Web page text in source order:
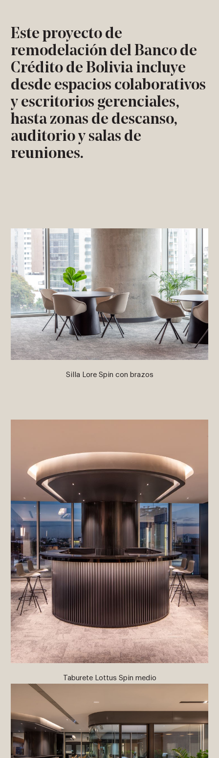
Este proyecto de
remodelación del Banco de
Crédito de Bolivia incluye
desde espacios colaborativos
y escritorios gerenciales,
hasta zonas de descanso,
auditorio y salas de
reuniones.
Silla Lore Spin con brazos
Taburete Lottus Spin medio